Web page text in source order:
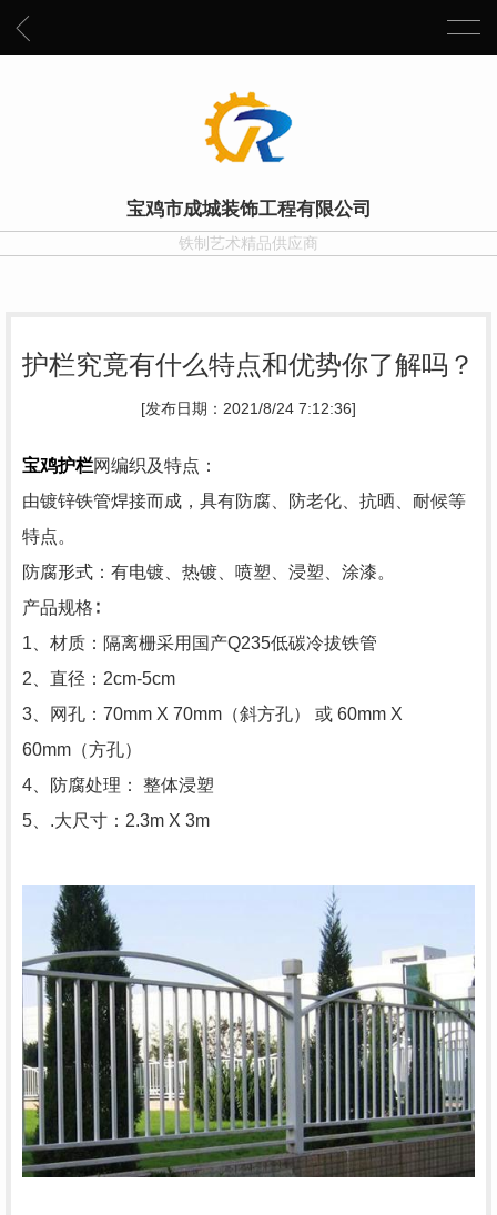
宝鸡市成城装饰工程有限公司
铁制艺术精品供应商
护栏究竟有什么特点和优势你了解吗？
[发布日期：2021/8/24 7:12:36]
宝鸡护栏网编织及特点：
由镀锌铁管焊接而成，具有防腐、防老化、抗晒、耐候等
特点。
防腐形式：有电镀、热镀、喷塑、浸塑、涂漆。
产品规格∶
1、材质：隔离栅采用国产Q235低碳冷拔铁管
2、直径：2cm-5cm
3、网孔：70mm X 70mm（斜方孔） 或 60mm X
60mm（方孔）
4、防腐处理： 整体浸塑
5、.大尺寸：2.3m X 3m